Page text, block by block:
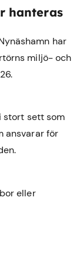
hanteras
har
miljö- och
stort sett som
ansvarar för
eller